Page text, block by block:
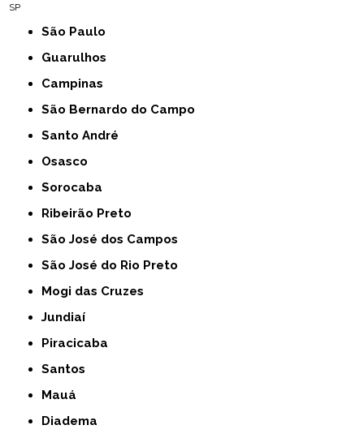
SP
São Paulo
Guarulhos
Campinas
São Bernardo do Campo
Santo André
Osasco
Sorocaba
Ribeirão Preto
São José dos Campos
São José do Rio Preto
Mogi das Cruzes
Jundiaí
Piracicaba
Santos
Mauá
Diadema